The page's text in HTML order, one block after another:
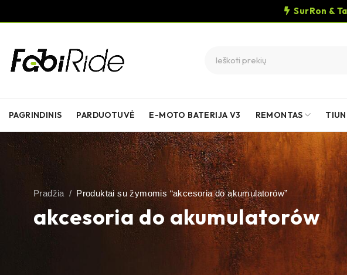
SurRon &
PAGRINDINIS PARDUOTUVĖ E-MOTO BATERIJA V3 REMONTAS
akcesoria do akumulatorów
Pradžia / Produktai su žymomis “akcesoria do akumulatorów”